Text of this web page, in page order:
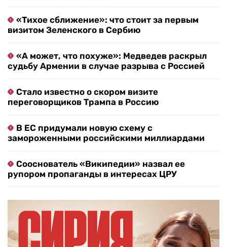
«Тихое сближение»: что стоит за первым
визитом Зеленского в Сербию
«А может, что похуже»: Медведев раскрыл
судьбу Армении в случае разрыва с Россией
Стало известно о скором визите
переговорщиков Трампа в Россию
В ЕС придумали новую схему с
замороженными российскими миллиардами
Сооснователь «Википедии» назвал ее
рупором пропаганды в интересах ЦРУ